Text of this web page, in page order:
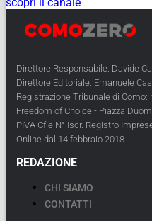
Direttore Responsabile: Davide
Direttore Editoriale: Emanuele
Registrazione Tribunale di Como:
Freedom of Choice - Piazza
PIVA Cf e N° Iscr. Registro
Online dal 14 febbraio 2018
REDAZIONE
CHI SIAMO
CONTATTI